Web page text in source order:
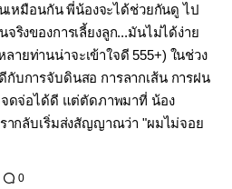
นเหมือนกัน พี่น้องจะได้ช่วยกันดู ไป
ริงของการเลี้ยงลูก...มันไม่ได้ง่าย
ยท่านน่าจะเข้าใจดี 555+) ในช่วง
บการจับดินสอ การลากเส้น การฝน
จดจ่อได้ดี แต่ตัดภาพมาที่ น้อง
ากลับเริ่มส่งสัญญาณว่า "ผมไม่จอย
0